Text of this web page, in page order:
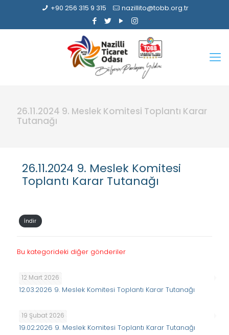
+90 256 315 9 315 nazillito@tobb.org.tr
26.11.2024 9. Meslek Komitesi Toplantı Karar
Tutanağı
26.11.2024 9. Meslek Komitesi
Toplantı Karar Tutanağı
İndir
Bu kategorideki diğer gönderiler
12 Mart 2026
12.03.2026 9. Meslek Komitesi Toplantı Karar Tutanağı
19 Şubat 2026
19.02.2026 9. Meslek Komitesi Toplantı Karar Tutanağı